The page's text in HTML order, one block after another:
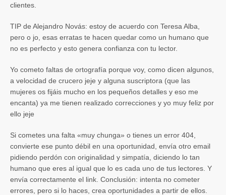
clientes.
TIP de Alejandro Novás: estoy de acuerdo con Teresa Alba,
pero o jo, esas erratas te hacen quedar como un humano que
no es perfecto y esto genera confianza con tu lector.
Yo cometo faltas de ortografía porque voy, como dicen algunos,
a velocidad de crucero jeje y alguna suscriptora (que las
mujeres os fijáis mucho en los pequeños detalles y eso me
encanta) ya me tienen realizado correcciones y yo muy feliz por
ello jeje
Si cometes una falta «muy chunga» o tienes un error 404,
convierte ese punto débil en una oportunidad, envía otro email
pidiendo perdón con originalidad y simpatía, diciendo lo tan
humano que eres al igual que lo es cada uno de tus lectores. Y
envía correctamente el link. Conclusión: intenta no cometer
errores, pero si lo haces, crea oportunidades a partir de ellos.